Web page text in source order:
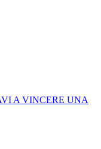
A VINCERE UNA